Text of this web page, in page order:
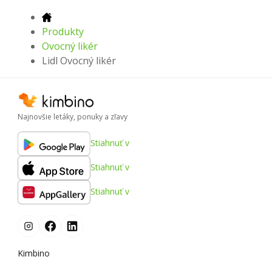
Produkty
Ovocný likér
Lidl Ovocný likér
Najnovšie letáky, ponuky a zľavy
Stiahnuť v
Stiahnuť v
Stiahnuť v
Kimbino